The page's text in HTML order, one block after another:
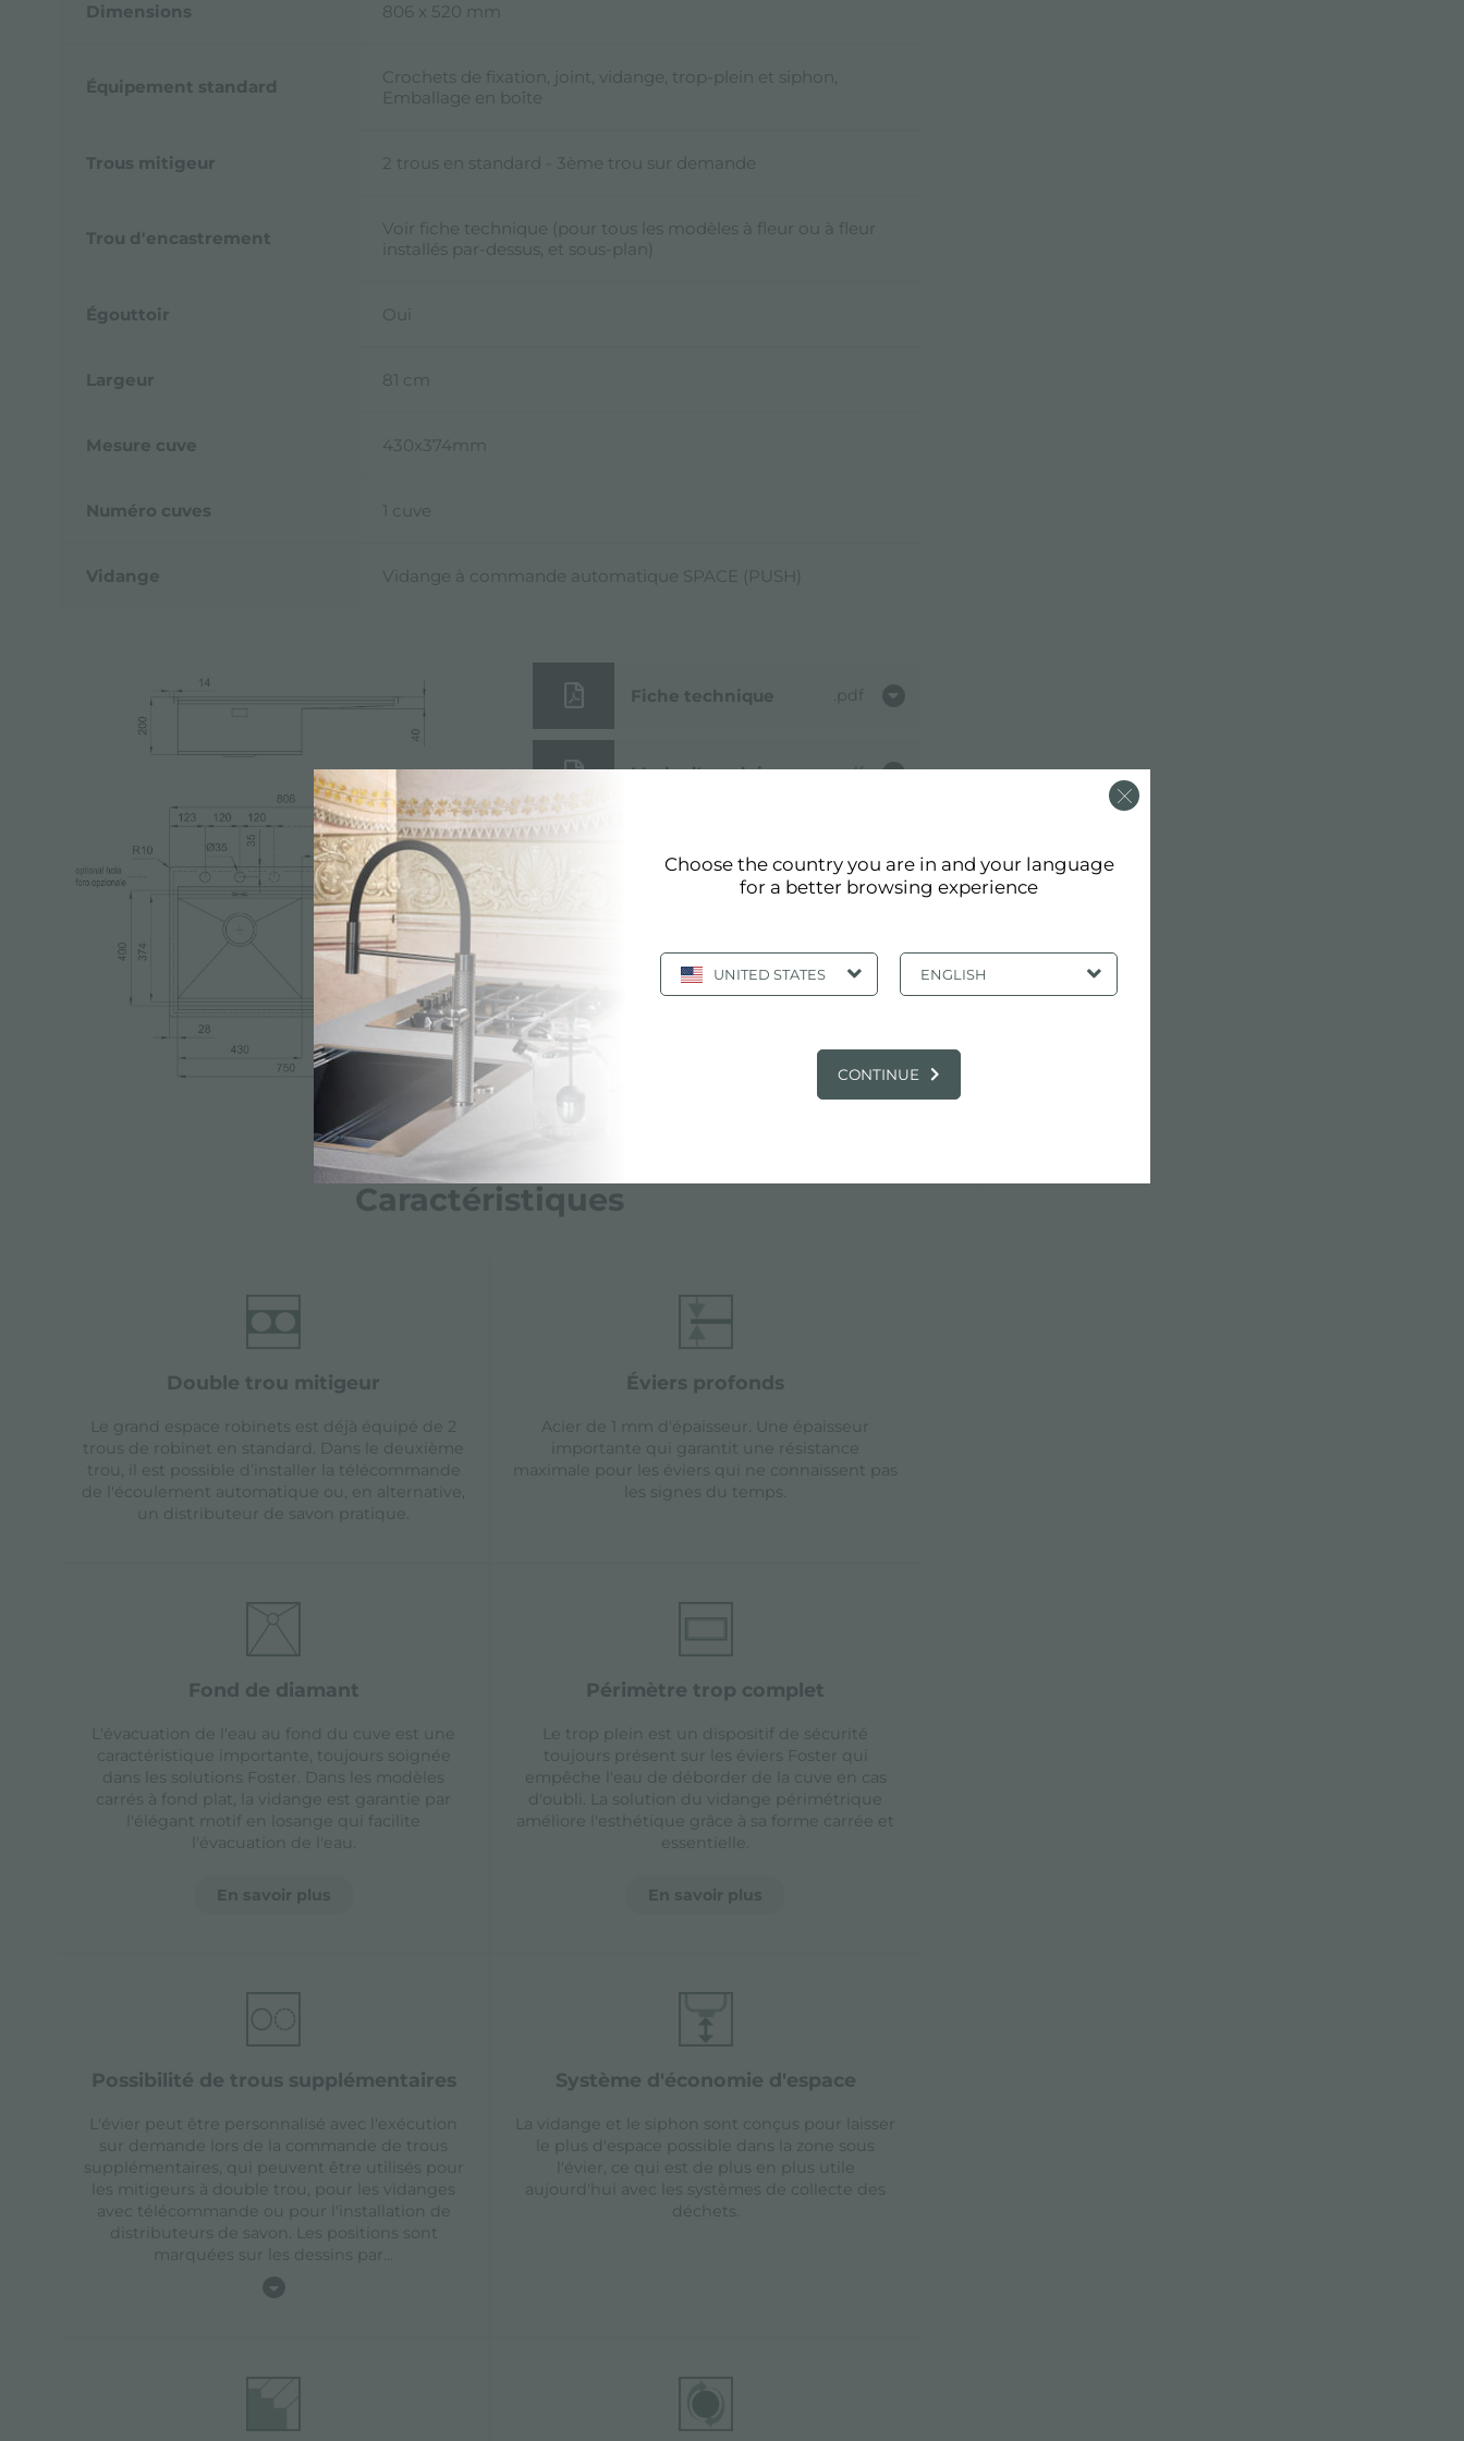
Fiche technique pdf
Mode d'emploi pdf
d'encastrement
jpg
Dimensions 806 x 520 mm
Équipement standard
Crochets de fixation, joint, vidange, trop-plein et siphon,
Emballage en boîte
Trous mitigeur 2 trous en standard - 3ème trou sur demande
Trou d'encastrement
Voir fiche technique (pour tous les modèles à fleur ou à fleur
installés par-dessus, et sous-plan)
Égouttoir Oui
Largeur 81 cm
Mesure cuve 430x374mm
Numéro cuves 1 cuve
Vidange Vidange à commande automatique SPACE (PUSH)
Caractéristiques
double trou mitigeur
Le grand espace robinets est déjà équipé de 2
trous de robinet en standard. Dans le deuxième
trou, il est possible d’installer la télécommande
de l'écoulement automatique ou, en alternative,
un distributeur de savon pratique.
éviers profonds
Acier de 1 mm d'épaisseur. Une épaisseur
importante qui garantit une résistance
maximale pour les éviers qui ne connaissent pas
les signes du temps.
fond de diamant
L'évacuation de l'eau au fond du cuve est une
caractéristique importante, toujours soignée
dans les solutions Foster. Dans les modèles
carrés à fond plat, la vidange est garantie par
l'élégant motif en losange qui facilite
l'évacuation de l'eau.
En savoir plus
périmètre trop complet
Le trop plein est un dispositif de sécurité
toujours présent sur les éviers Foster qui
empêche l'eau de déborder de la cuve en cas
d'oubli. La solution du vidange périmétrique
améliore l'esthétique grâce à sa forme carrée et
essentielle.
En savoir plus
possibilité de trous supplémentaires
L'évier peut être personnalisé avec l'exécution
sur demande lors de la commande de trous
supplémentaires, qui peuvent être utilisés pour
les mitigeurs à double trou, pour les vidanges
avec télécommande ou pour l'installation de
distributeurs de savon. Les positions sont
marquées sur les dessins par ...
système d'économie d'espace
La vidange et le siphon sont conçus pour laisser
le plus d'espace possible dans la zone sous
l'évier, ce qui est de plus en plus utile
aujourd'hui avec les systèmes de collecte des
déchets.
Choose the country you are in and your language
for a better browsing experience
UNITED STATES ENGLISH
CONTINUE